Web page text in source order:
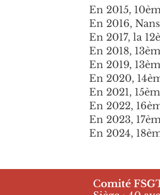
En 2015,
En 2016,
En 2017, la
En 2018,
En 2019,
En 2020,
En 2021,
En 2022,
En 2023,
En 2024,
Comité